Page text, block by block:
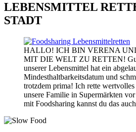
LEBENSMITTEL
STADT
HALLO! ICH BIN VERENA
MIT DIE WELT ZU RETTEN!
unserer Lebensmittel hat ein
Mindesthaltbarkeitsdatum und
trotzdem prima! Ich rette wertvolles
unsere Familie in Supermärkten
mit Foodsharing kannst du das